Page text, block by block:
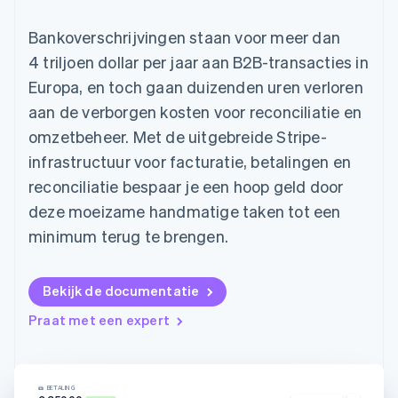
Terminal
Fysieke betalingen
Authorization
Boost
acceptatie
Link
Financial
Connections
rekeningen
Meer
Product roadmap
Ontdek wat er in het verschiet ligt
Geldbeheer
Platforms
SaaS
Per branche
AI-bedrijven
Creator economy
Horeca, reizen en vrije
tijd
Verzekering
Non-profitorganisaties
Professionele
Facturatie naar gebruik
bieden
Betaalkaarten uitgeven
die door stablecoins
worden gedekt
Diensten voorzien en
beheren met agents
Bronnen
App-integraties
Voorbeelden van code
API-status
Productroadmap
Jaarlijks congres
Sessions
Vacatures
Stripe Newsroom
Stripe Press
Contact
Neem contact op
Partner worden
Bankoverschrijvingen staan voor meer dan
4 triljoen dollar per jaar aan B2B-transacties in
Europa, en toch gaan duizenden uren verloren
aan de verborgen kosten voor reconciliatie en
omzetbeheer. Met de uitgebreide Stripe-
infrastructuur voor facturatie, betalingen en
reconciliatie bespaar je een hoop geld door
deze moeizame handmatige taken tot een
minimum terug te brengen.
Bekijk de documentatie
Praat met een expert
BETALING